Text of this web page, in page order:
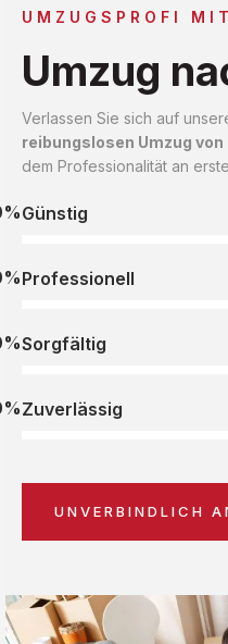
UMZUGSPROFI
Umzug
Verlassen Sie sich auf
reibungslosen Umzug
dem Professionalität an
Günstig
Professionell
Sorgfältig
Zuverlässig
UNVERBINDLICH